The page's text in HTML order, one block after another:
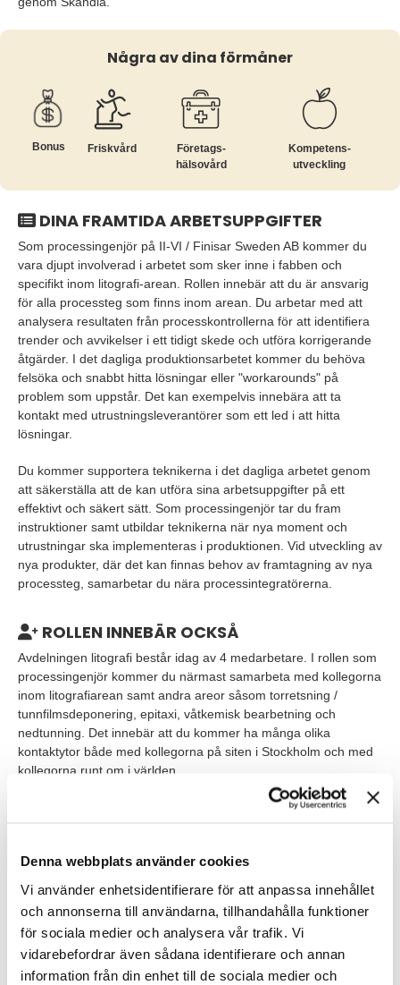
Denna webbplats använder cookies
Vi använder enhetsidentifierare för att anpassa innehållet
och annonserna till användarna, tillhandahålla funktioner
för sociala medier och analysera vår trafik. Vi
vidarebefordrar även sådana identifierare och annan
information från din enhet till de sociala medier och
Några av dina förmåner
Bonus Friskvård
Företags­
hälsovård
Kompetens­
utveckling
DINA FRAMTIDA ARBETSUPPGIFTER
Som processingenjör på II-VI / Finisar Sweden AB kommer du
vara djupt involverad i arbetet som sker inne i fabben och
specifikt inom litografi-arean. Rollen innebär att du är ansvarig
för alla processteg som finns inom arean. Du arbetar med att
analysera resultaten från processkontrollerna för att identifiera
trender och avvikelser i ett tidigt skede och utföra korrigerande
åtgärder. I det dagliga produktionsarbetet kommer du behöva
felsöka och snabbt hitta lösningar eller "workarounds" på
problem som uppstår. Det kan exempelvis innebära att ta
kontakt med utrustningsleverantörer som ett led i att hitta
lösningar.
Du kommer supportera teknikerna i det dagliga arbetet genom
att säkerställa att de kan utföra sina arbetsuppgifter på ett
effektivt och säkert sätt. Som processingenjör tar du fram
instruktioner samt utbildar teknikerna när nya moment och
utrustningar ska implementeras i produktionen. Vid utveckling av
nya produkter, där det kan finnas behov av framtagning av nya
processteg, samarbetar du nära processintegratörerna.
ROLLEN INNEBÄR OCKSÅ
Avdelningen litografi består idag av 4 medarbetare. I rollen som
processingenjör kommer du närmast samarbeta med kollegorna
inom litografiarean samt andra areor såsom torretsning /
tunnfilmsdeponering, epitaxi, våtkemisk bearbetning och
nedtunning. Det innebär att du kommer ha många olika
kontaktytor både med kollegorna på siten i Stockholm och med
kollegorna runt om i världen.
Kontoret är beläget i Järfälla. Tjänsten är på heltid och önskad
VEM ÄR DU?
Vi söker dig som i grunden är civilingenjör, eller annan relevant
bakgrund, med några års yrkeserfarenhet. Har du dessutom